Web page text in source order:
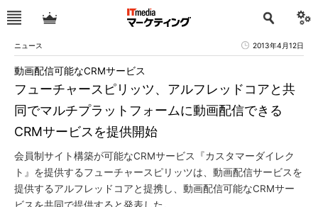
ニュース 2013年4月12日
フューチャースピリッツ、アルフレッドコアと共
同でマルチプラットフォームに動画配信できる
CRMサービスを提供開始
動画配信可能なCRMサービス
会員制サイト構築が可能なCRMサービス『カスタマーダイレク
ト』を提供するフューチャースピリッツは、動画配信サービスを
提供するアルフレッドコアと提携し、動画配信可能なCRMサー